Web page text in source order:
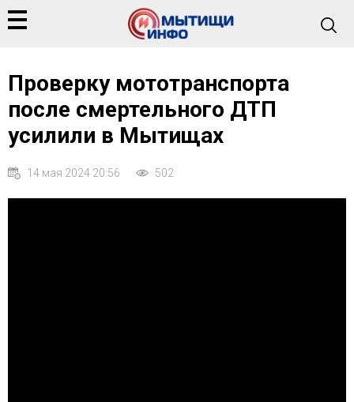
Проверку мототранспорта
после смертельного ДТП
усилили в Мытищах
14 мая 2024 20:56 502